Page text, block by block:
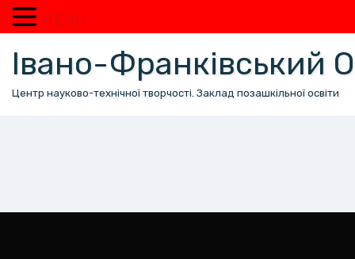
вмісту
Івано-Франківський
Центр науково-технічної творчості. Заклад позашкільної освіти
MENU